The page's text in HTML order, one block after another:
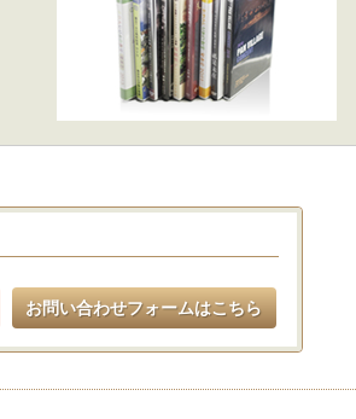
お問い合わせフォームはこちら